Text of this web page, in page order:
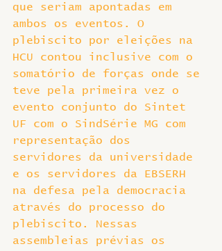
que seriam apontadas em
ambos os eventos. O
plebiscito por eleições na
HCU contou inclusive com o
somatório de forças onde se
teve pela primeira vez o
evento conjunto do Sintet
UF com o SindSérie MG com
representação dos
servidores da universidade
e os servidores da EBSERH
na defesa pela democracia
através do processo do
plebiscito. Nessas
assembleias prévias os